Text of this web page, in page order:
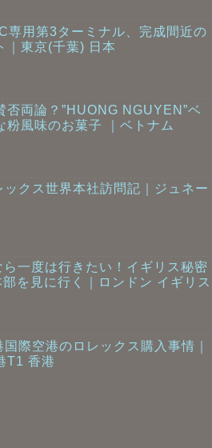
専用第3ターミナル、完成間近の
｜東京(千葉) 日本
否両論？”HUONG NGUYEN”ベ
粉風味のお菓子 ｜ベトナム
ックス世界本社訪問記｜ジュネー
一度は行きたい！イギリス秘密
を見に行く｜ロンドン イギリス
際空港のロレックス購入事情｜
T1 香港